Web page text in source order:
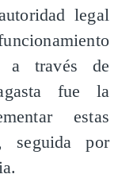
legal
a través de
fue la
estas
seguida por